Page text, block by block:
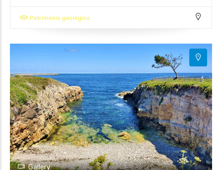
Patrimonio geológico
Gallery